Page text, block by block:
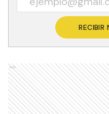
RECIBIR
Ads